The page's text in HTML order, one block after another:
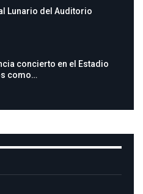
Lunario del Auditorio
concierto en el Estadio
como…